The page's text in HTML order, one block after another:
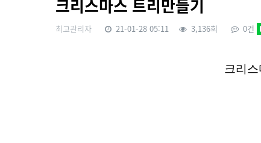
크리스마스 트리만들기
최고관리자 21-01-28 05:11 3,136회 0건
크리